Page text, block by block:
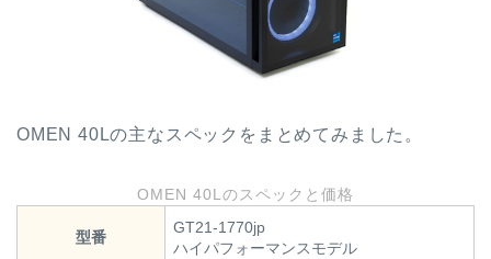
OMEN 40Lの主なスペックをまとめてみました。
OMEN 40Lのスペックと価格
型番
GT21-1770jp
ハイパフォーマンスモデル